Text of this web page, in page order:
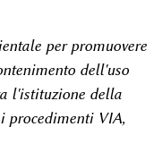
per promuovere
dell'uso
l'istituzione della
procedimenti VIA,